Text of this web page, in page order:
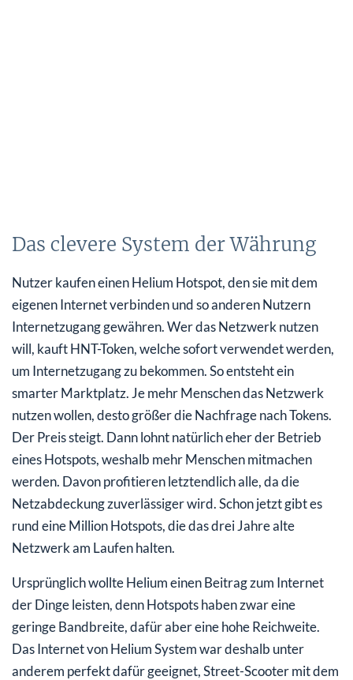
Das clevere System der Währung
Nutzer kaufen einen Helium Hotspot, den sie mit dem
eigenen Internet verbinden und so anderen Nutzern
Internetzugang gewähren. Wer das Netzwerk nutzen
will, kauft HNT-Token, welche sofort verwendet werden,
um Internetzugang zu bekommen. So entsteht ein
smarter Marktplatz. Je mehr Menschen das Netzwerk
nutzen wollen, desto größer die Nachfrage nach Tokens.
Der Preis steigt. Dann lohnt natürlich eher der Betrieb
eines Hotspots, weshalb mehr Menschen mitmachen
werden. Davon profitieren letztendlich alle, da die
Netzabdeckung zuverlässiger wird. Schon jetzt gibt es
rund eine Million Hotspots, die das drei Jahre alte
Netzwerk am Laufen halten.
Ursprünglich wollte Helium einen Beitrag zum Internet
der Dinge leisten, denn Hotspots haben zwar eine
geringe Bandbreite, dafür aber eine hohe Reichweite.
Das Internet von Helium System war deshalb unter
anderem perfekt dafür geeignet, Street-Scooter mit dem